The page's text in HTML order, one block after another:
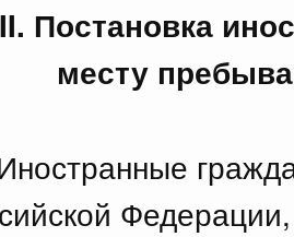
Постановка
месту